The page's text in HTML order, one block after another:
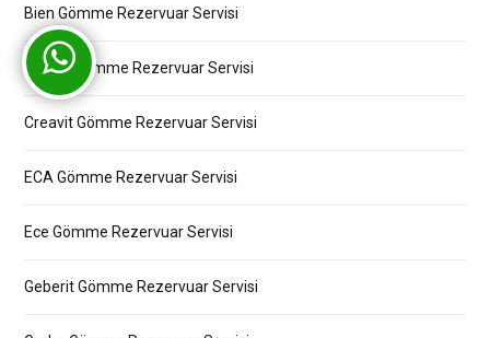
Bien Gömme Rezervuar Servisi
Bocchi Gömme Rezervuar Servisi
Creavit Gömme Rezervuar Servisi
ECA Gömme Rezervuar Servisi
Ece Gömme Rezervuar Servisi
Geberit Gömme Rezervuar Servisi